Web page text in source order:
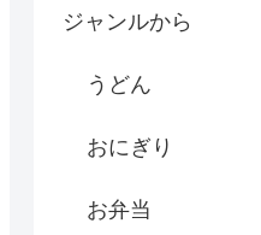
ジャンルから
うどん
おにぎり
お弁当